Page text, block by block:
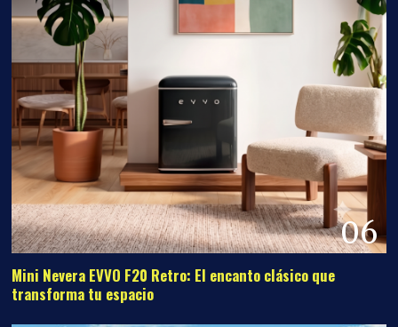
06
Mini Nevera EVVO F20 Retro: El encanto clásico que
transforma tu espacio